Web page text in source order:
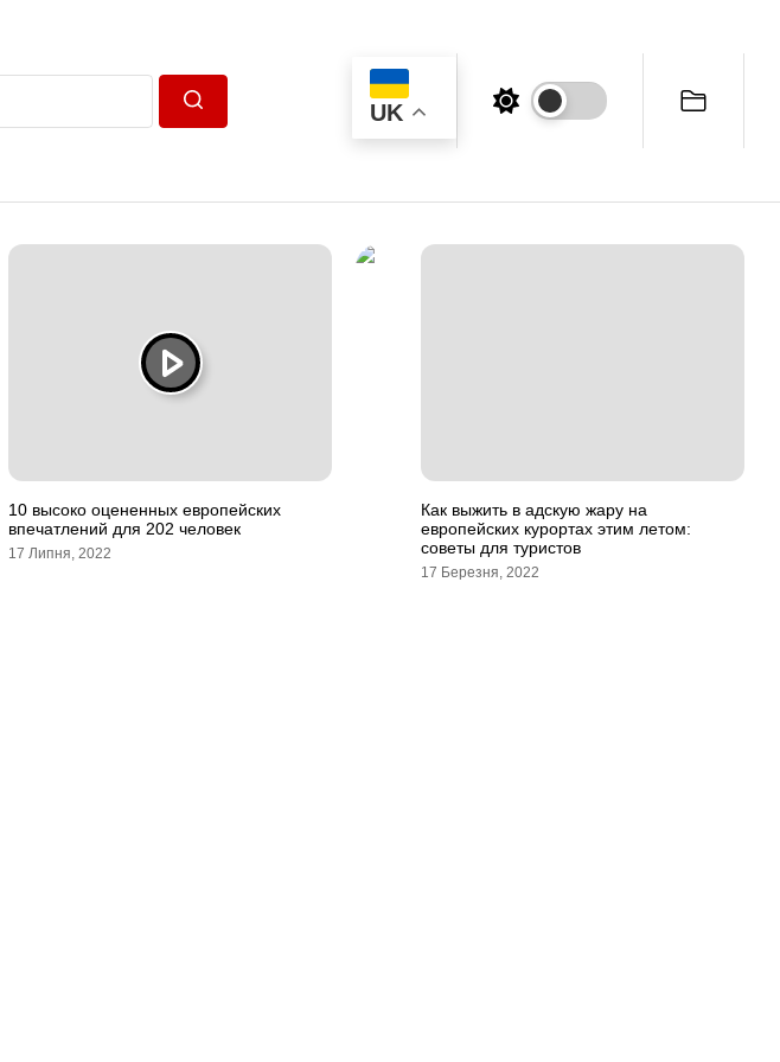
UK
10 высоко оцененных европейских
впечатлений для 202 человек
17 Липня, 2022
Как выжить в адскую жару на
европейских курортах этим летом:
советы для туристов
17 Березня, 2022